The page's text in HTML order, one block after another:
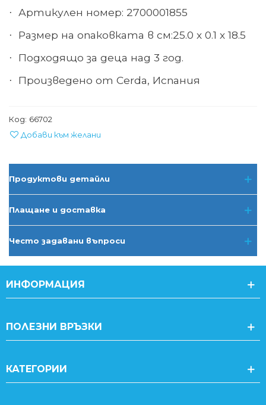
· Артикулен номер: 2700001855
· Размер на опаковката в см:25.0 х 0.1 х 18.5
· Подходящо за деца над 3 год.
· Произведено от Cerda, Испания
Код: 66702
Добави към желани
Продуктови детайли
Плащане и доставка
Често задавани въпроси
ИНФОРМАЦИЯ
ПОЛЕЗНИ ВРЪЗКИ
КАТЕГОРИИ